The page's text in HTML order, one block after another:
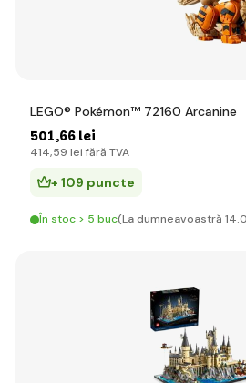
LEGO® Pokémon™ 72160 Arcanine
501,66 lei
414,59 lei fără TVA
+ 109 puncte
În stoc > 5 buc(La dumneavoastră